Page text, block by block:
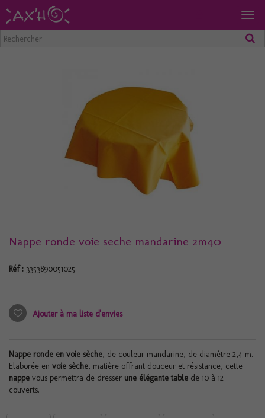
Nappe ronde voie seche mandarine 2m40
Réf : 3353890051025
Ajouter à ma liste d'envies
Nappe ronde en voie sèche, de couleur mandarine, de diamètre 2,4 m.
Elaborée en voie sèche, matière offrant douceur et résistance, cette
nappe vous permettra de dresser une élégante table de 10 à 12
couverts.